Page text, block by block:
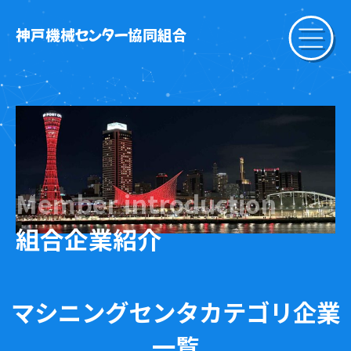
神戸機械センター協同組合
Member introduction
組合企業紹介
マシニングセンタカテゴリ企業